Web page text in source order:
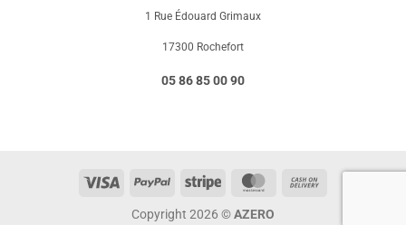
1 Rue Édouard Grimaux
17300 Rochefort
05 86 85 00 90
Visa PayPal Stripe MasterCard
Copyright 2026 ©AZERO